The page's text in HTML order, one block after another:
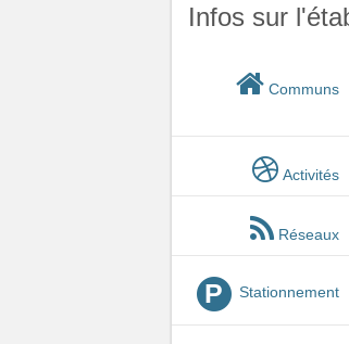
Infos sur
Communs
Activités
Réseaux
P Stationnement